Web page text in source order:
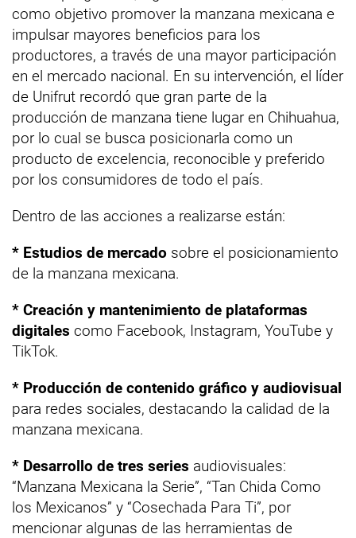
como objetivo promover la manzana mexicana e
impulsar mayores beneficios para los
productores, a través de una mayor participación
en el mercado nacional. En su intervención, el líder
de Unifrut recordó que gran parte de la
producción de manzana tiene lugar en Chihuahua,
por lo cual se busca posicionarla como un
producto de excelencia, reconocible y preferido
por los consumidores de todo el país.
Dentro de las acciones a realizarse están:
* Estudios de mercado sobre el posicionamiento
de la manzana mexicana.
* Creación y mantenimiento de plataformas
digitales como Facebook, Instagram, YouTube y
TikTok.
* Producción de contenido gráfico y audiovisual
para redes sociales, destacando la calidad de la
manzana mexicana.
* Desarrollo de tres series audiovisuales:
“Manzana Mexicana la Serie”, “Tan Chida Como
los Mexicanos” y “Cosechada Para Ti”, por
mencionar algunas de las herramientas de